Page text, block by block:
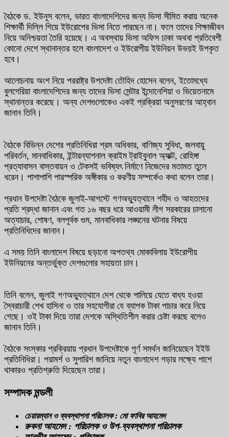
বৈঠকে ড. ইউনূস বলেন, ‌ভারত বাংলাদেশিদের জন্য ভিসা সীমিত করায় অনেক
শিক্ষার্থী দিল্লি গিয়ে ইউরোপের ভিসা নিতে পারছেন না। ফলে তাদের শিক্ষাজীবন
নিয়ে অনিশ্চয়তা তৈরি হয়েছে। এ অবস্থায় ভিসা অফিস ঢাকা অথবা প্রতিবেশী
কোনো দেশে স্থানান্তর হলে বাংলাদেশ ও ইউরোপীয় ইউনিয়ন উভয়ই উপকৃত
হবে।
আলোচনায় অংশ নিয়ে পররাষ্ট্র উপদেষ্টা তৌহিদ হোসেন বলেন, ইতোমধ্যে
বুলগেরিয়া বাংলাদেশিদের জন্য তাদের ভিসা সেন্টার ইন্দোনেশিয়া ও ভিয়েতনামে
স্থানান্তর করেছে। অন্য দেশগুলোকেও একই প্রক্রিয়া অনুসরণের আহ্বান
জানান তিনি।
বৈঠকে বিভিন্ন দেশের প্রতিনিধিরা শ্রম অধিকার, বাণিজ্য সুবিধা, জলবায়ু
পরিবর্তন, মানবাধিকার, ইন্টারন্যাশনাল ক্রাইম ট্রাইবুনাল অ্যাক্ট, রোহিঙ্গা
প্রত্যাবাসন বাস্তবায়ন ও টেকসই ভবিষ্যৎ নির্মাণে নিজেদের মতামত তুলে
ধরেন। পাশাপাশি পারস্পরিক অঙ্গীকার ও করণীয় সম্পর্কেও কথা বলেন তারা।
প্রধান উপদেষ্টা বৈঠকে জুলাই-আগস্টে গণঅভ্যুত্থানে শহীদ ও আহতদের
প্রতি শ্রদ্ধা জানান এবং গত ১৬ বছর ধরে আওয়ামী লীগ সরকারের চালানো
অত্যাচার, শোষণ, বলপূর্বক গুম, মানবাধিকার লঙ্ঘনের ঘটনার বিষয়ে
প্রতিনিধিদের জানান।
এ সময় তিনি বাংলাদেশ বিষয়ে ছড়ানো অপতথ্য মোকাবিলায় ইউরোপীয়
ইউনিয়নের অন্তর্ভুক্ত দেশগুলোর সহায়তা চান।
তিনি বলেন, জুলাই গণঅভ্যুত্থানে দেশ থেকে পালিয়ে যেতে বাধ্য হওয়া
স্বৈরাচারী শেখ হাসিনা ও তার সহযোগীরা যে ব্যাপক টাকা পাচার করে নিয়ে
গেছে। ওই টাকা দিয়ে তারা দেশকে অস্থিতিশীল করার চেষ্টা করছে বলেও
জানান তিনি।
বৈঠকে সংস্কার প্রক্রিয়ায় প্রধান উপদেষ্টাকে পূর্ণ সমর্থন জানিয়েছেন ইইউ
প্রতিনিধিরা। পরামর্শ ও সুপারিশ জানিয়ে নতুন বাংলাদেশ গড়ার লক্ষ্যে পাশে
থাকারও প্রতিশ্রুতি দিয়েছেন তারা।
সম্পাদক মন্ডলী
চেয়ারম্যান ও ব্যবস্থাপনা পরিচালক : মো ফাবির আহমেদ
রুকনা আহমেদ : পরিচালক ও উপ-ব্যবস্থাপনা পরিচালক